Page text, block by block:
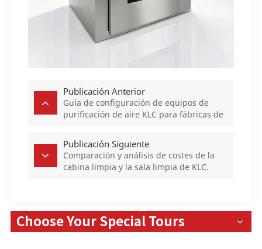
Publicación Anterior
Guía de configuración de equipos de
purificación de aire KLC para fábricas de
Publicación Siguiente
Comparación y análisis de costes de la
cabina limpia y la sala limpia de KLC.
Choose Your Special Tours